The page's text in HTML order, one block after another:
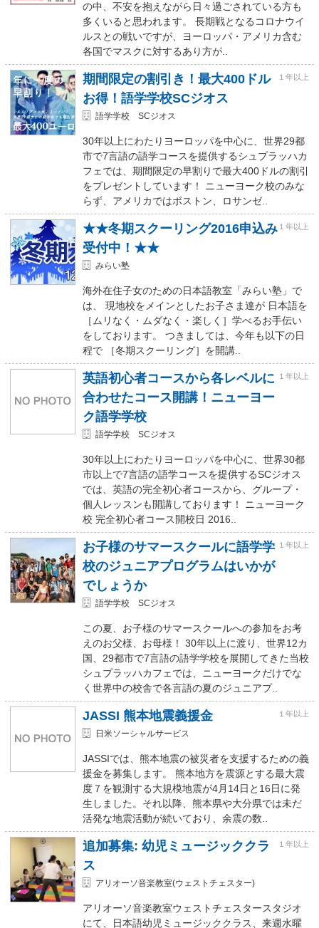
の中、不安を抱えながら日々過ごされている方も
多くいると思われます。 長期戦となるコロナウイ
ルスとの戦いですが、ヨーロッパ・アメリカ含む
各国でマスクに対するあり方が..
期間限定の割引き！最大400ドル
お得！語学学校SCジオス
１年以上
語学学校 SCジオス
30年以上にわたりヨーロッパを中心に、世界29都
市で7言語の語学コースを提供するシュプラッハカ
フェでは、期間限定の早割りで最大400ドルの割引
をプレゼントしています！ ニューヨーク校のみな
らず、アメリカではボストン、ロサンゼ..
★★冬期スクーリング2016申込み
受付中！★★
１年以上
みらい塾
海外在住子女のための日本語教室「みらい塾」で
は、 現地校をメインとしたお子さま達が 日本語を
［ムリなく・ムダなく・楽しく］学べるお手伝い
をしております。 つきましては、今年も以下の日
程で ［冬期スクーリング］を開講..
英語初心者コースから各レベルに
合わせたコース開講！ニューヨー
ク語学学校
１年以上
語学学校 SCジオス
30年以上にわたりヨーロッパを中心に、世界30都
市以上で7言語の語学コースを提供するSCジオス
では、英語の完全初心者コースから、グループ・
個人レッスンも開講しております！ ニューヨーク
校 完全初心者コース開校日 2016..
お子様のサマースクールに語学学
校のジュニアプログラムはいかが
でしょうか
１年以上
語学学校 SCジオス
この夏、お子様のサマースクールへの参加をお考
えのお父様、お母様！ 30年以上に渡り、世界12カ
国、29都市で7言語の語学学校を展開してきた当校
シュプラッハカフェでは、ニューヨークだけでな
く世界中の校舎で各言語の夏のジュニアプ..
JASSI 熊本地震義援金 １年以上
日米ソーシャルサービス
JASSIでは、熊本地震の被災者を支援するための義
援金を募集します。 熊本地方を震源とする最大震
度７を観測する大規模地震が4月14日と16日に発
生しました。それ以降、熊本県や大分県では未だ
活発な地震活動が続いており、余震の数..
追加募集: 幼児ミュージッククラ
ス
１年以上
アリオーソ音楽教室(ウェストチェスター)
アリオーソ音楽教室ウェストチェスタースタジオ
にて、日本語幼児ミュージッククラス、来週水曜